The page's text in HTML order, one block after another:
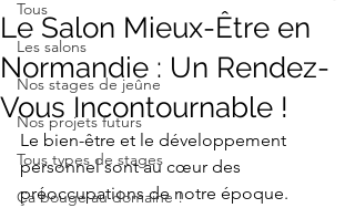
Tous
Les salons
Nos stages de jeûne
Nos projets futurs
Tous types de stages
Ça bouge au domaine !
Le Salon Mieux-Être en
Normandie : Un Rendez-
Vous Incontournable !
Le bien-être et le développement
personnel sont au cœur des
préoccupations de notre époque.